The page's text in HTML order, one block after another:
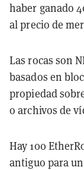
haber ganado
al precio de
Las rocas son
basados en
propiedad
o archivos de
Hay 100
antiguo para